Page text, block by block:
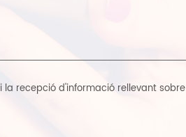
la recepció d'informació rellevant sobre